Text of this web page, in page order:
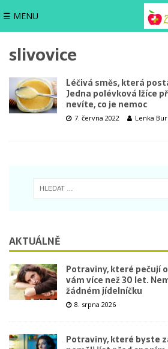
☰ MENU
slivovice
Léčivá směs, která
Jedna polévková lžíce
nevíte, co je nemoc
7. června 2022 Lenka
AKTUÁLNĚ
Potraviny, které pečují
vám více než 30 let.
žádném jídelníčku
8. srpna 2026
Potraviny, které byste